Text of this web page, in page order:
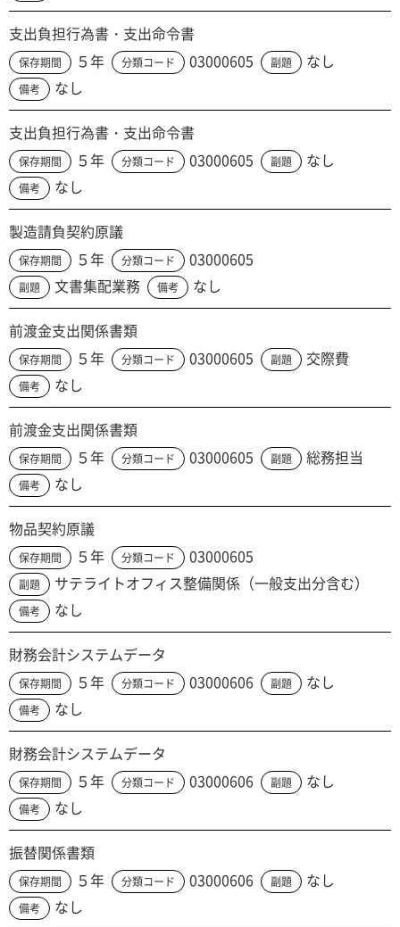
支出負担行為書・支出命令書
保存期間 ５年 分類コード 03000605 副題 なし
備考 なし
支出負担行為書・支出命令書
保存期間 ５年 分類コード 03000605 副題 なし
備考 なし
製造請負契約原議
保存期間 ５年 分類コード 03000605
副題 文書集配業務 備考 なし
前渡金支出関係書類
保存期間 ５年 分類コード 03000605 副題 交際費
備考 なし
前渡金支出関係書類
保存期間 ５年 分類コード 03000605 副題 総務担当
備考 なし
物品契約原議
保存期間 ５年 分類コード 03000605
副題 サテライトオフィス整備関係（一般支出分含む）
備考 なし
財務会計システムデータ
保存期間 ５年 分類コード 03000606 副題 なし
備考 なし
財務会計システムデータ
保存期間 ５年 分類コード 03000606 副題 なし
備考 なし
振替関係書類
保存期間 ５年 分類コード 03000606 副題 なし
備考 なし